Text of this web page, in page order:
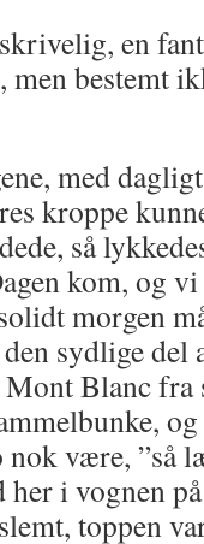
en
men bestemt
med
kroppe
så
kom, og
morgen
sydlige
Blanc fra
være, ”så
i vognen
toppen